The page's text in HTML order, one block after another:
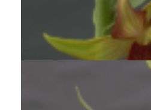
Epipactis